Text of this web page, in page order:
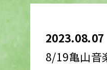
2023.08.07
8/19亀山音